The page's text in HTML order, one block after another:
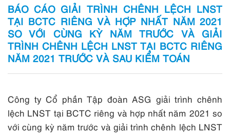
BÁO CÁO GIẢI TRÌNH CHÊNH LỆCH LNST
TẠI BCTC RIÊNG VÀ HỢP NHẤT NĂM 2021
SO VỚI CÙNG KỲ NĂM TRƯỚC VÀ GIẢI
TRÌNH CHÊNH LỆCH LNST TẠI BCTC RIÊNG
NĂM 2021 TRƯỚC VÀ SAU KIỂM TOÁN
Công ty Cổ phần Tập đoàn ASG giải trình chênh
lệch LNST tại BCTC riêng và hợp nhất năm 2021 so
với cùng kỳ năm trước và giải trình chênh lệch LNST